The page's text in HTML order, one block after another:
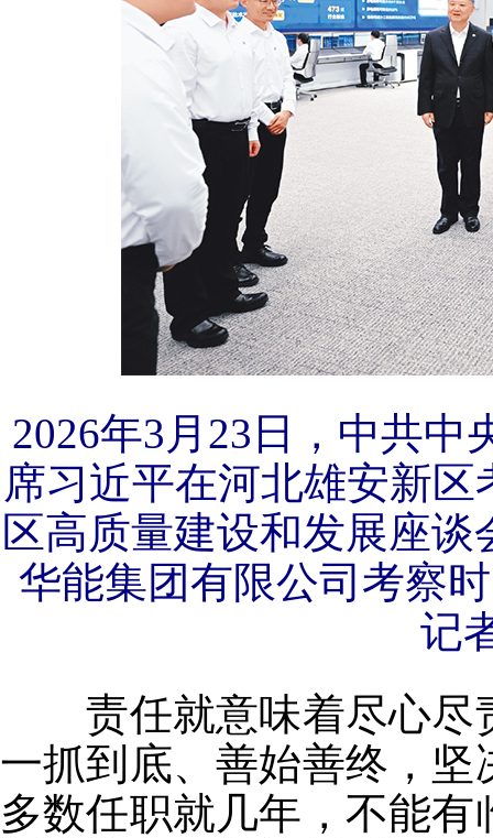
2026年3月23日，中共
席习近平在河北雄安新
区高质量建设和发展座
华能集团有限公司考察
记
责任就意味着尽心尽
一抓到底、善始善终，
多数任职就几年，不能